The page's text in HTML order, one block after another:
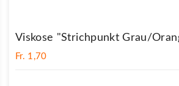
Viskose "Strichpunkt Grau/
Fr. 1,70